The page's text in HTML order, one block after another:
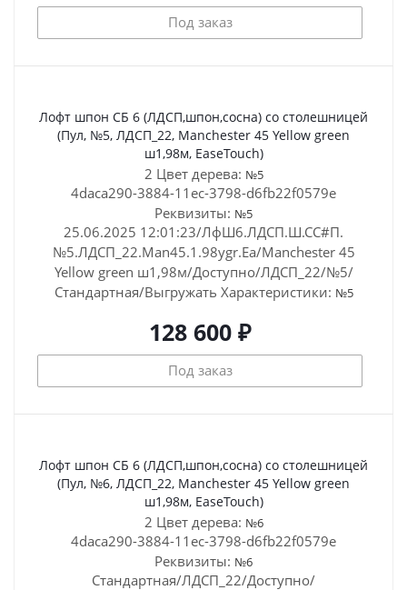
Под заказ
Лофт шпон СБ 6 (ЛДСП,шпон,сосна) со столешницей
(Пул, №5, ЛДСП_22, Manchester 45 Yellow green
ш1,98м, EaseTouch)
2 Цвет дерева: №5
4daca290-3884-11ec-3798-d6fb22f0579e
Реквизиты: №5
25.06.2025 12:01:23/ЛфШ6.ЛДСП.Ш.СС#П.
№5.ЛДСП_22.Man45.1.98ygr.Ea/Manchester 45
Yellow green ш1,98м/Доступно/ЛДСП_22/№5/
Стандартная/Выгружать Характеристики: №5
128 600 ₽
Под заказ
Лофт шпон СБ 6 (ЛДСП,шпон,сосна) со столешницей
(Пул, №6, ЛДСП_22, Manchester 45 Yellow green
ш1,98м, EaseTouch)
2 Цвет дерева: №6
4daca290-3884-11ec-3798-d6fb22f0579e
Реквизиты: №6
Стандартная/ЛДСП_22/Доступно/